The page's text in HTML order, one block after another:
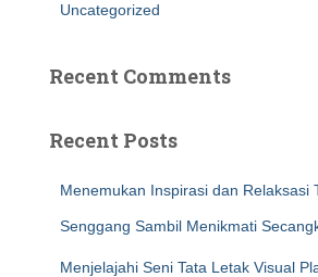
Uncategorized
Recent Comments
Recent Posts
Menemukan Inspirasi dan Relaksasi
Senggang Sambil Menikmati
Menjelajahi Seni Tata Letak Visual